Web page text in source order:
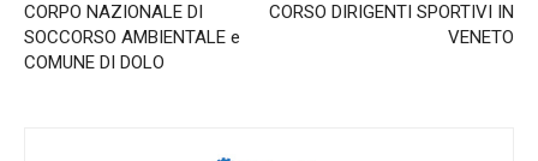
CORPO NAZIONALE DI
SOCCORSO AMBIENTALE e
COMUNE DI DOLO
CORSO DIRIGENTI SPORTIVI IN
VENETO